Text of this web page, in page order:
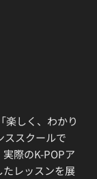
楽しく、わかり
ススクールで
際のK-POPア
たレッスンを展